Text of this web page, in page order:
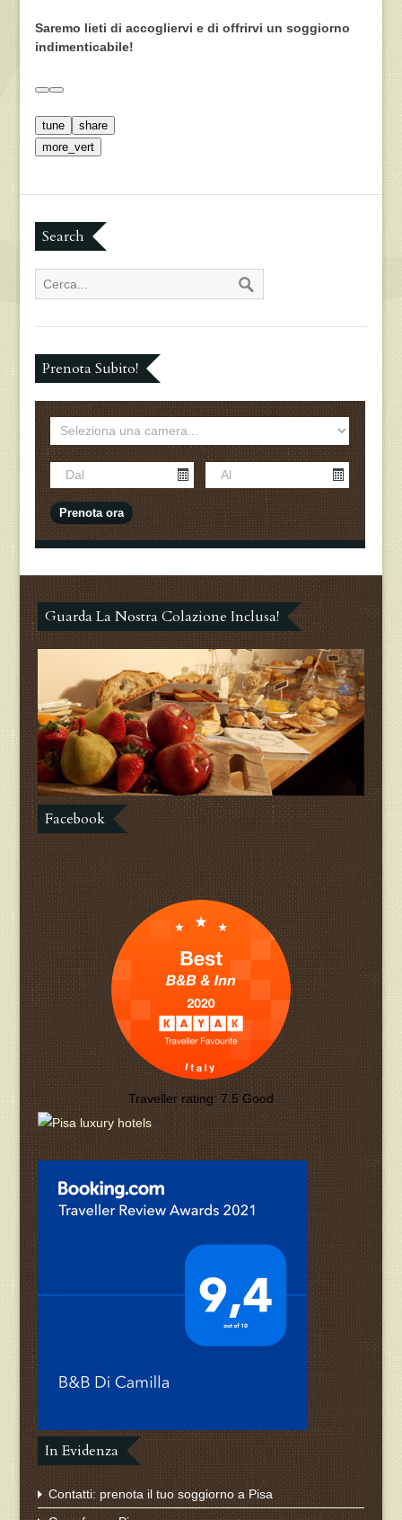
Saremo lieti di accogliervi e di offrirvi un soggiorno
indimenticabile!
tune
share
more_vert
Search
Prenota Subito!
Guarda La Nostra Colazione Inclusa!
Facebook
Traveller rating:7.5 Good
In Evidenza
Contatti: prenota il tuo soggiorno a Pisa